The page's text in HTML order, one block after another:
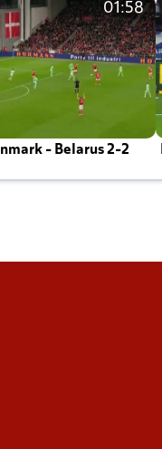
01:58
- Belarus 2-2